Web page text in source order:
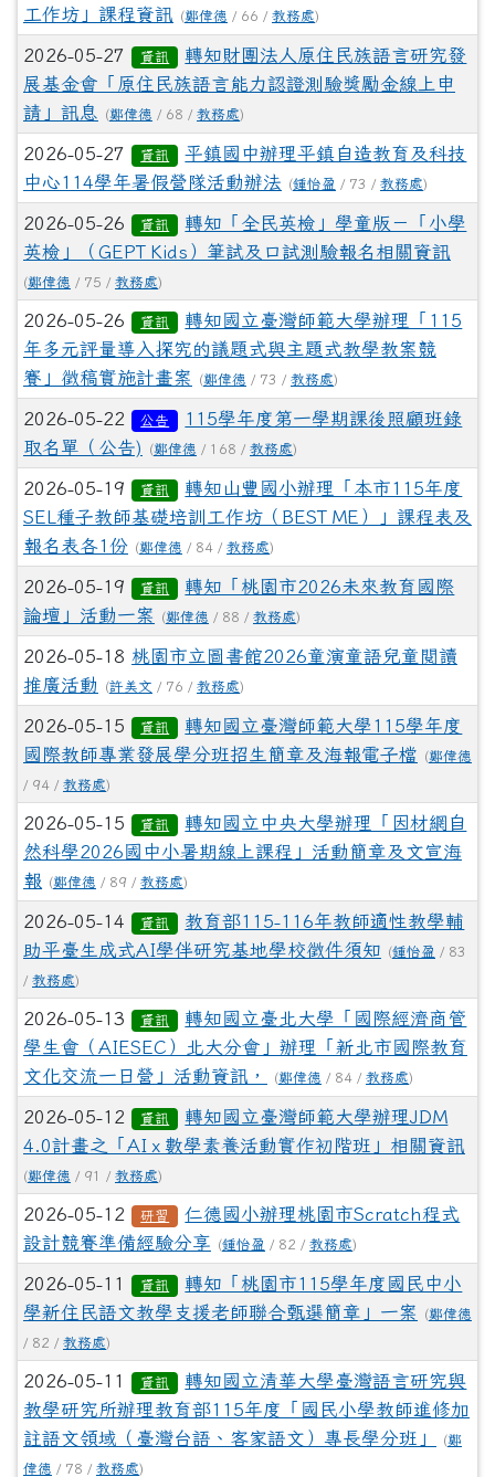
工作坊」課程資訊
(鄭偉德 / 66 / 教務處)
2026-05-27 資訊
轉知財團法人原住民族語言研究發
展基金會「原住民族語言能力認證測驗獎勵金線上申
請」訊息
(鄭偉德 / 68 / 教務處)
2026-05-27 資訊
平鎮國中辦理平鎮自造教育及科技
中心114學年暑假營隊活動辦法
(鍾怡盈 / 73 / 教務處)
2026-05-26 資訊
轉知「全民英檢」學童版－「小學
英檢」（GEPT Kids）筆試及口試測驗報名相關資訊
(鄭偉德 / 75 / 教務處)
2026-05-26 資訊
轉知國立臺灣師範大學辦理「115
年多元評量導入探究的議題式與主題式教學教案競
賽」徵稿實施計畫案
(鄭偉德 / 73 / 教務處)
2026-05-22 公告
115學年度第一學期課後照顧班錄
取名單（公告)
(鄭偉德 / 168 / 教務處)
2026-05-19 資訊
轉知山豐國小辦理「本市115年度
SEL種子教師基礎培訓工作坊（BEST ME）」課程表及
報名表各1份 (鄭偉德 / 84 / 教務處)
2026-05-19 資訊
轉知「桃園市2026未來教育國際
論壇」活動一案
(鄭偉德 / 88 / 教務處)
2026-05-18 桃園市立圖書館2026童演童語兒童閱讀
推廣活動
(許美文 / 76 / 教務處)
2026-05-15 資訊
轉知國立臺灣師範大學115學年度
國際教師專業發展學分班招生簡章及海報電子檔
(鄭偉德
/ 94 / 教務處)
2026-05-15 資訊
轉知國立中央大學辦理「因材網自
然科學2026國中小暑期線上課程」活動簡章及文宣海
報
(鄭偉德 / 89 / 教務處)
2026-05-14 資訊
教育部115-116年教師適性教學輔
助平臺生成式AI學伴研究基地學校徵件須知
(鍾怡盈 / 83
/ 教務處)
2026-05-13 資訊
轉知國立臺北大學「國際經濟商管
學生會（AIESEC）北大分會」辦理「新北市國際教育
文化交流一日營」活動資訊，
(鄭偉德 / 84 / 教務處)
2026-05-12 資訊
轉知國立臺灣師範大學辦理JDM
4.0計畫之「AI x 數學素養活動實作初階班」相關資訊
(鄭偉德 / 91 / 教務處)
2026-05-12 研習
仁德國小辦理桃園市Scratch程式
設計競賽準備經驗分享
(鍾怡盈 / 82 / 教務處)
2026-05-11 資訊
轉知「桃園市115學年度國民中小
學新住民語文教學支援老師聯合甄選簡章」一案
(鄭偉德
/ 82 / 教務處)
2026-05-11 資訊
轉知國立清華大學臺灣語言研究與
教學研究所辦理教育部115年度「國民小學教師進修加
註語文領域（臺灣台語、客家語文）專長學分班」
(鄭
偉德 / 78 / 教務處)